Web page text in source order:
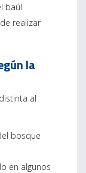
baúl
realizar
la
al
bosque
en algunos